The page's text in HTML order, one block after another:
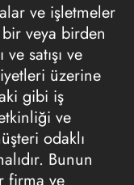
ve işletmeler
veya birden
satışı ve
üzerine
gibi iş
ve
odaklı
Bunun